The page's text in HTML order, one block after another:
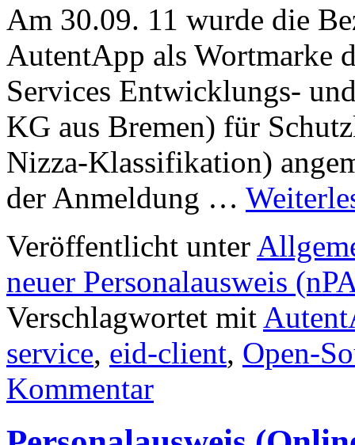
Am 30.09. 11 wurde die
AutentApp als Wortmarke
Services Entwicklungs-
KG aus Bremen) für
Nizza-Klassifikation)
der Anmeldung …
Veröffentlicht unter
neuer Personalausweis
Verschlagwortet mit
service, eid-client, Open-
Kommentar